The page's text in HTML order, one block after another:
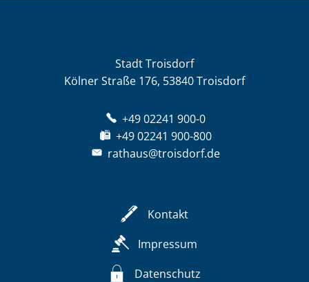
Stadt Troisdorf
Kölner Straße 176, 53840 Troisdorf
+49 02241 900-0
+49 02241 900-800
rathaus@troisdorf.de
Kontakt
Impressum
Datenschutz